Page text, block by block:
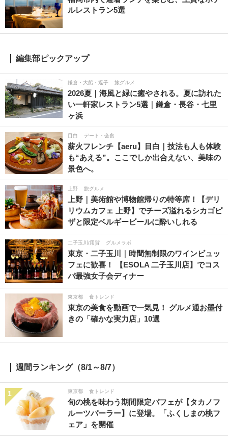
ルレストラン5選
編集部ピックアップ
鎌倉・大船・逗子 旅グルメ
2026夏｜海風と緑に癒やされる。夏に訪れた
い一軒家レストラン5選｜鎌倉・長谷・七里
ヶ浜
目白 デート・会食
薪火フレンチ【aeru】目白｜技法も人も体験
も“あえる”。ここでしか出合えない、美味の
景色へ。
上野 旅グルメ
上野｜美術館や博物館帰りの特等席！【デリ
リウムカフェ 上野】でチーズ溢れるシカゴピ
ザと限定ベルギービールに酔いしれる
二子玉川/用賀 グルメラボ
東京・二子玉川｜時間無制限のワインビュッ
フェに歓喜！ 【ESOLA 二子玉川店】でコス
パ最強女子会ディナー
東京都 食トレンド
東京の美食を動画で一気見！ グルメ通お墨付
きの「確かな実力店」10選
週間ランキング（8/1～8/7）
1 東京都 食トレンド
旬の桃を味わう期間限定パフェが【タカノフ
ルーツパーラー】に登場。「ふくしまの桃フ
ェア」を開催